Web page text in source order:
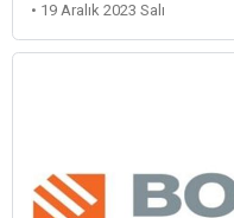
• 19 Aralık 2023 Salı